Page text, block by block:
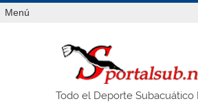
Saltar
alMenú
Todo el Deporte Subacuático